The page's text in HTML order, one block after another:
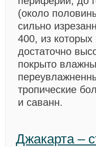
(около
сильно
400, из
достаточно
покрыто
тропические
и саванн.
Джакарта –